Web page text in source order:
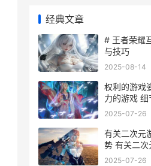
经典文章
# 王者荣耀
与技巧
2025-08-14
权利的游戏
力的游戏 细
2025-07-26
有关二次元
势 有关二
2025-07-26